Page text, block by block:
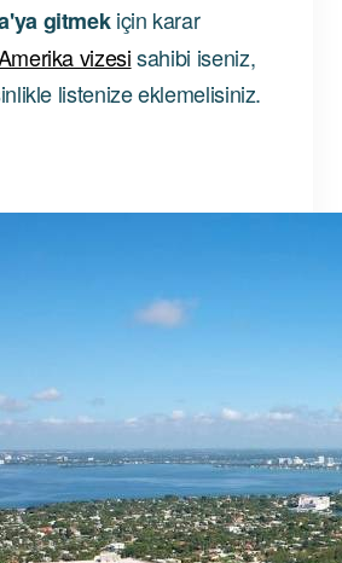
gitmekiçin karar
vizesisahibi iseniz,
listenize eklemelisiniz.